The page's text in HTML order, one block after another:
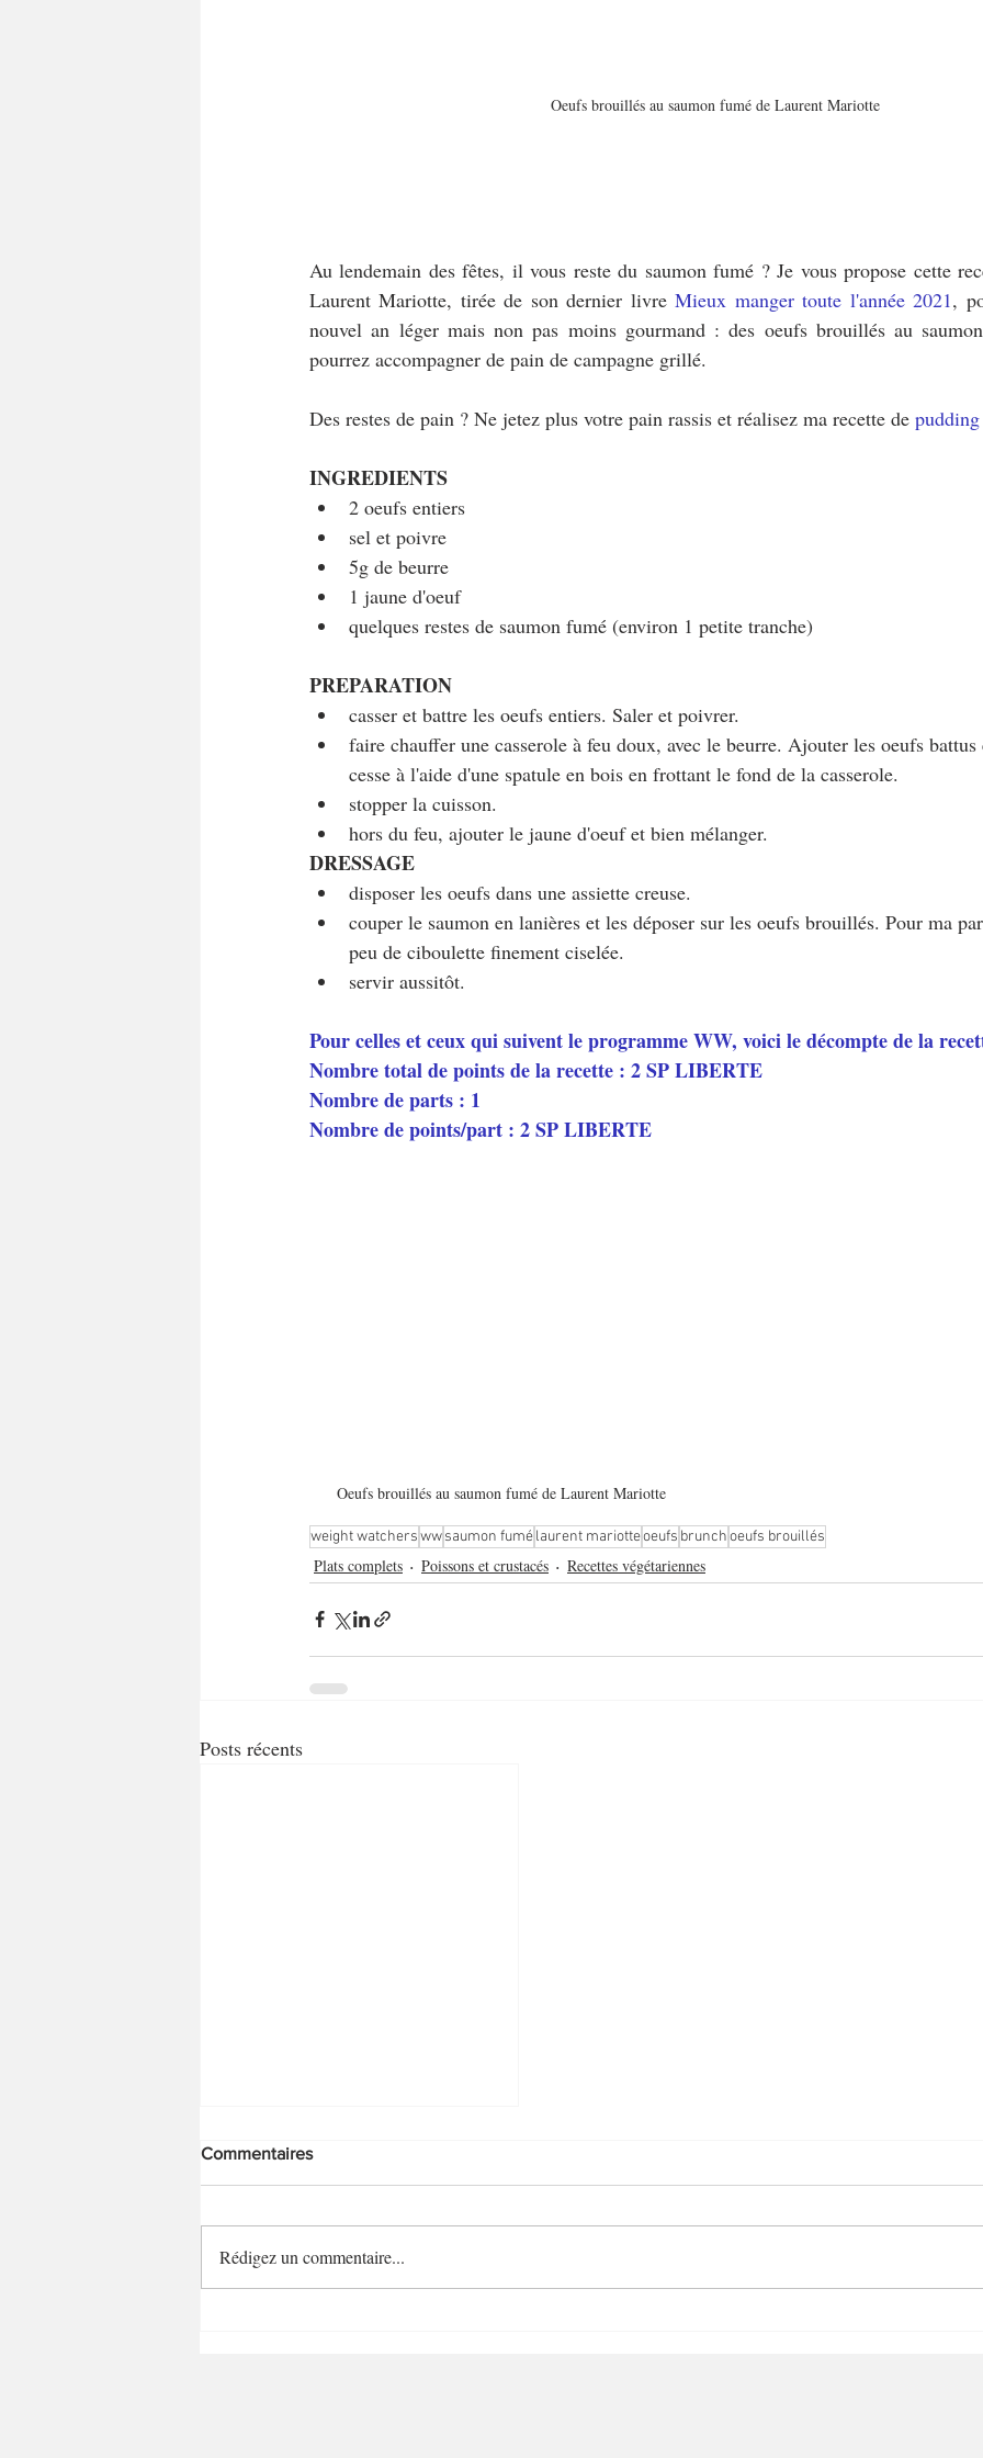
Oeufs brouillés au saumon fumé de Laurent Mariotte
Au lendemain des fêtes, il vous reste du saumon fumé ? Je vous propose cette
Laurent Mariotte, tirée de son dernier livre Mieux manger toute l'année 2021,
nouvel an léger mais non pas moins gourmand : des oeufs brouillés au
pourrez accompagner de pain de campagne grillé.
Des restes de pain ? Ne jetez plus votre pain rassis et réalisez ma recette de
INGREDIENTS
2 oeufs entiers
sel et poivre
5g de beurre
1 jaune d'oeuf
quelques restes de saumon fumé (environ 1 petite tranche)
PREPARATION
casser et battre les oeufs entiers. Saler et poivrer.
faire chauffer une casserole à feu doux, avec le beurre. Ajouter les oeufs
cesse à l'aide d'une spatule en bois en frottant le fond de la casserole.
stopper la cuisson.
hors du feu, ajouter le jaune d'oeuf et bien mélanger.
DRESSAGE
disposer les oeufs dans une assiette creuse.
couper le saumon en lanières et les déposer sur les oeufs brouillés. Pour ma
peu de ciboulette finement ciselée.
servir aussitôt.
Pour celles et ceux qui suivent le programme WW, voici le décompte de la
Nombre total de points de la recette : 2 SP LIBERTE
Nombre de parts : 1
Nombre de points/part : 2 SP LIBERTE
Oeufs brouillés au saumon fumé de Laurent Mariotte
weight watcherswwsaumon fumélaurent mariotteoeufs brunchoeufs brouillés
Plats complets Poissons et crustacés Recettes végétariennes
Posts récents
Commentaires
Rédigez un commentaire...